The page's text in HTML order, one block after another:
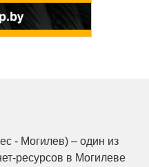
- Могилев) – один из
ресурсов в Могилеве